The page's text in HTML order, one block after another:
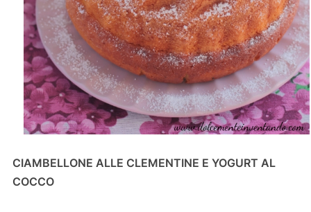
CIAMBELLONE ALLE CLEMENTINE E YOGURT AL
COCCO